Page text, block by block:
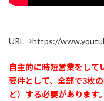
URL→https://
自主的に時短営業をして
要件として、全部で3枚
ど）する必要があります。